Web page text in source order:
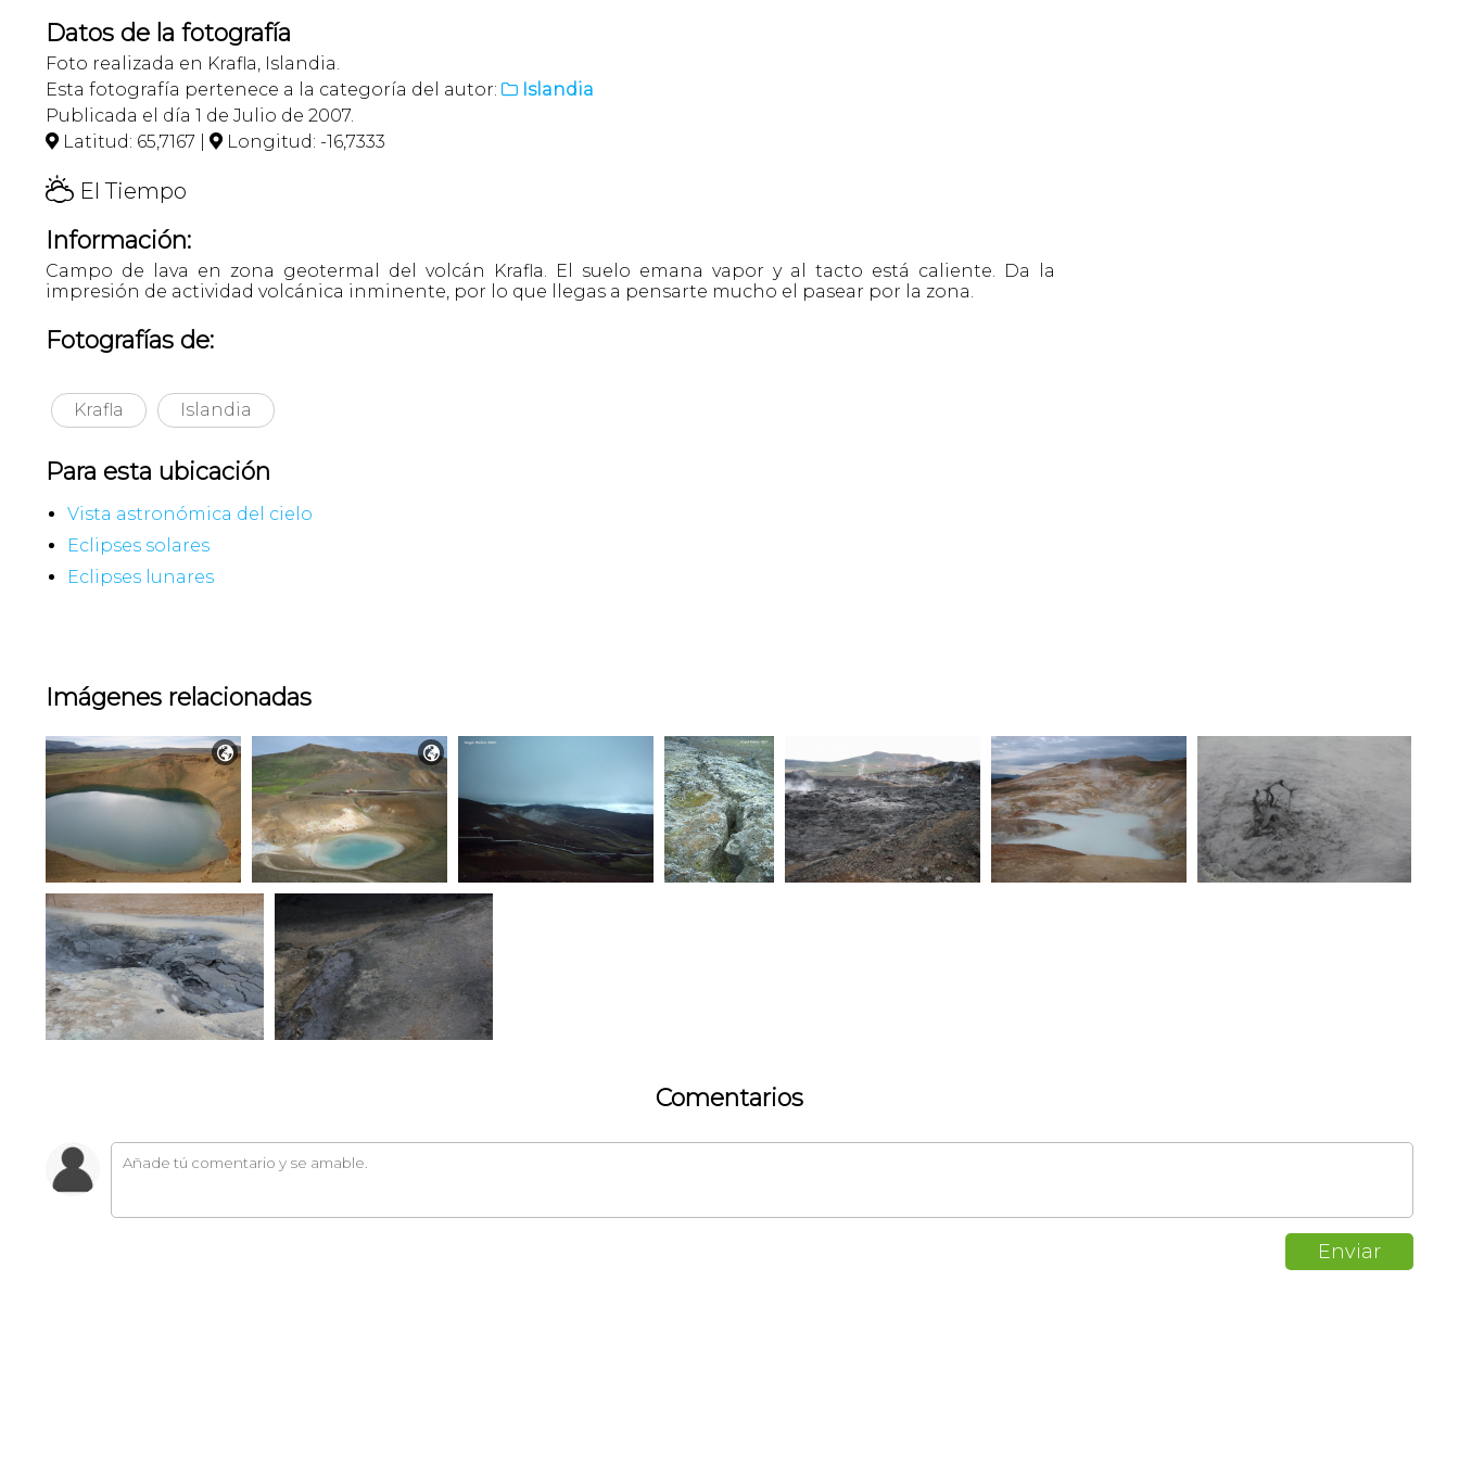
Datos de la fotografía
Foto realizada en Krafla, Islandia.
Esta fotografía pertenece a la categoría del autor:  Islandia
Publicada el día 1 de Julio de 2007.
 Latitud: 65,7167 |  Longitud: -16,7333
H El Tiempo
Información:
Campo de lava en zona geotermal del volcán Krafla. El suelo emana vapor y al tacto está caliente. Da la
impresión de actividad volcánica inminente, por lo que llegas a pensarte mucho el pasear por la zona.
Fotografías de:
Krafla Islandia
Para esta ubicación
Vista astronómica del cielo
Eclipses solares
Eclipses lunares
Imágenes relacionadas
 
Comentarios